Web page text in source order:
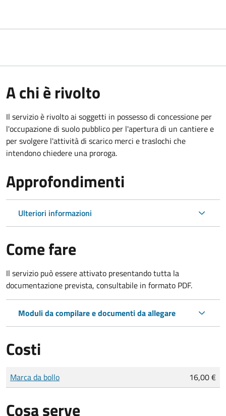
A chi è rivolto
Il servizio è rivolto ai soggetti in possesso di concessione per
l'occupazione di suolo pubblico per l'apertura di un cantiere e
per svolgere l'attività di scarico merci e traslochi che
intendono chiedere una proroga.
Approfondimenti
Ulteriori informazioni
Come fare
Il servizio può essere attivato presentando tutta la
documentazione prevista, consultabile in formato PDF.
Moduli da compilare e documenti da allegare
Costi
Tipo di pagamento
Importo
Marca da bollo 16,00 €
Cosa serve